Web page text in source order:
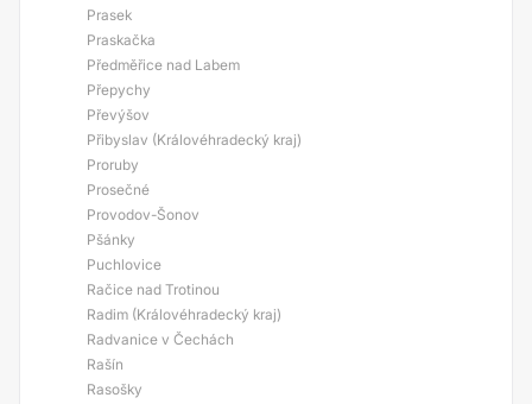
Prasek
Praskačka
Předměřice nad Labem
Přepychy
Převýšov
Přibyslav (Královéhradecký kraj)
Proruby
Prosečné
Provodov-Šonov
Pšánky
Puchlovice
Račice nad Trotinou
Radim (Královéhradecký kraj)
Radvanice v Čechách
Rašín
Rasošky